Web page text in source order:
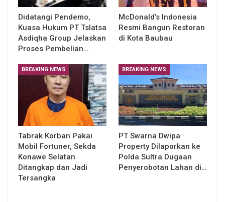
Didatangi Pendemo,
Kuasa Hukum PT Tslatsa
Asdiqha Group Jelaskan
Proses Pembelian…
McDonald’s Indonesia
Resmi Bangun Restoran
di Kota Baubau
BREAKING NEWS
Tabrak Korban Pakai
Mobil Fortuner, Sekda
Konawe Selatan
Ditangkap dan Jadi
Tersangka
BREAKING NEWS
PT Swarna Dwipa
Property Dilaporkan ke
Polda Sultra Dugaan
Penyerobotan Lahan di…